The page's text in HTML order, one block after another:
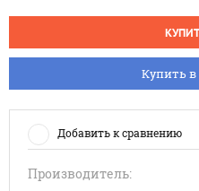
Купить
Добавить к сравнению
Производитель: